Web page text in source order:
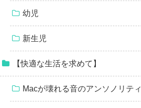
幼児
新生児
【快適な生活を求めて】
Macが壊れる音のアンソノリティ